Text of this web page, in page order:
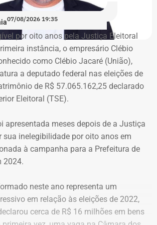
quatro despejos. O objetivo da
dar ao imóvel uma função social
básicas das famílias. Desde
nunca faltou comida. Só o que falta
um lar para morar. Queremos fazer
que nunca foi cumprido”
Populares do Rio de Janeiro
de apoio e solidariedade e lembrou
há anos pelo direito à moradia com
é a base de tudo. Quando um
um imóvel abandonado ou
do que dar um teto, o que já é
07/08/2026 19:35
por oito anos pela Justiça Eleitoral
instância, o empresário Clébio
como Clébio Jacaré (União),
a deputado federal nas eleições de
de R$ 57.065.162,25 declarado
Eleitoral (TSE).
apresentada meses depois de a Justiça
sua inelegibilidade por oito anos em
à campanha para a Prefeitura de
2024.
neste ano representa um
em relação às eleições de 2022,
cerca de R$ 16 milhões em bens